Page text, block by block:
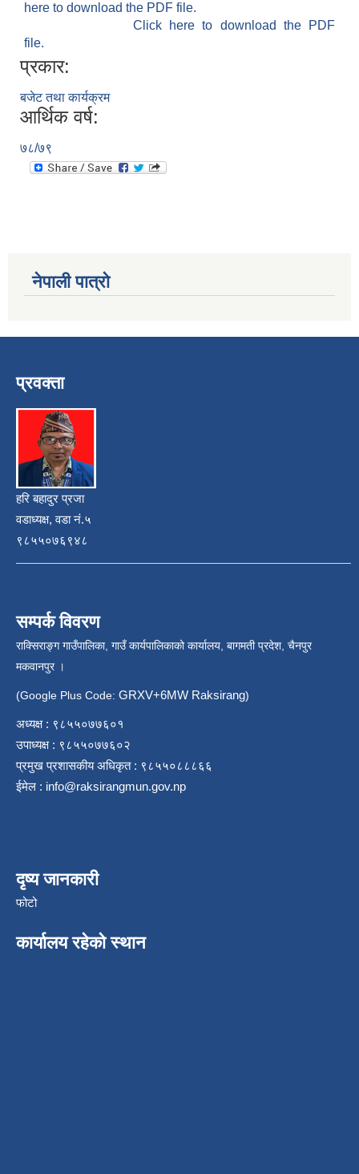
here to download the PDF file.
Click here to download the PDF
file.
प्रकार:
बजेट तथा कार्यक्रम
आर्थिक वर्ष:
७८/७९
नेपाली पात्रो
प्रवक्ता
हरि बहादुर प्रजा
वडाध्यक्ष, वडा नं.५
९८५५०७६९४८
सम्पर्क विवरण
राक्सिराङ्ग गाउँपालिका, गाउँ कार्यपालिकाको कार्यालय, बागमती प्रदेश, चैनपुर
मकवानपुर ।
(Google Plus Code: GRXV+6MW Raksirang)
अध्यक्ष : ९८५५०७७६०१
उपाध्यक्ष : ९८५५०७७६०२
प्रमुख प्रशासकीय अधिकृत : ९८५५०८८८६६
ईमेल : info@raksirangmun.gov.np
दृष्य जानकारी
फोटो
कार्यालय रहेको स्थान